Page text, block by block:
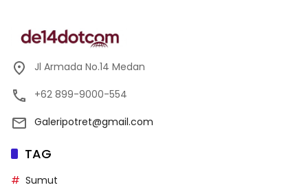
Jl Armada No.14 Medan
+62 899-9000-554
Galeripotret@gmail.com
TAG
Sumut